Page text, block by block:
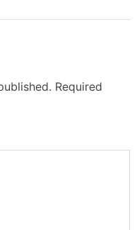
Required